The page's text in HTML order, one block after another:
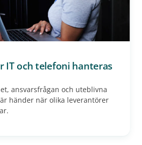
IT och telefoni hanteras
ansvarsfrågan och uteblivna
händer när olika leverantörer